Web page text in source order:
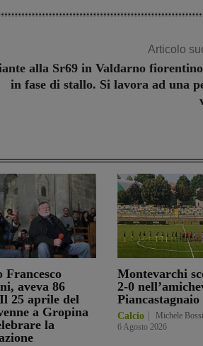
Articolo
alla Sr69 in Valdarno
in fase di stallo. Si lavora ad una
Francesco
aveva 86
25 aprile del
a Gropina
la
Montevarchi
2-0
Piancastagnaio
Calcio Michele
6 Agosto 2026